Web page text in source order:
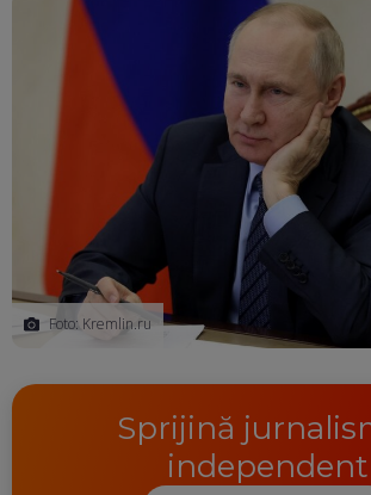
Foto: Kremlin.ru
Sprijină
independent